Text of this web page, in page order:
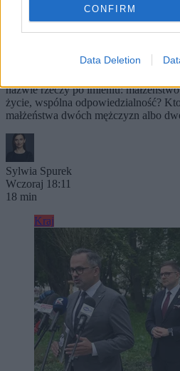
CONFIRM
Data Deletion
Kto się boi małżeństwa
małżeństwa dwóch kobiet)?
Komu szkodzi to, że państwo uzna
nazwie rzeczy po imieniu:
życie, wspólna odpowiedzialność?
małżeństwa dwóch mężczyzn albo
Sylwia Spurek
Wczoraj 18:11
18 min
Kraj